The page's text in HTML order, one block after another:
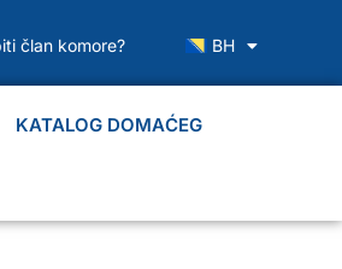
član komore? BH
KATALOG DOMAĆEG